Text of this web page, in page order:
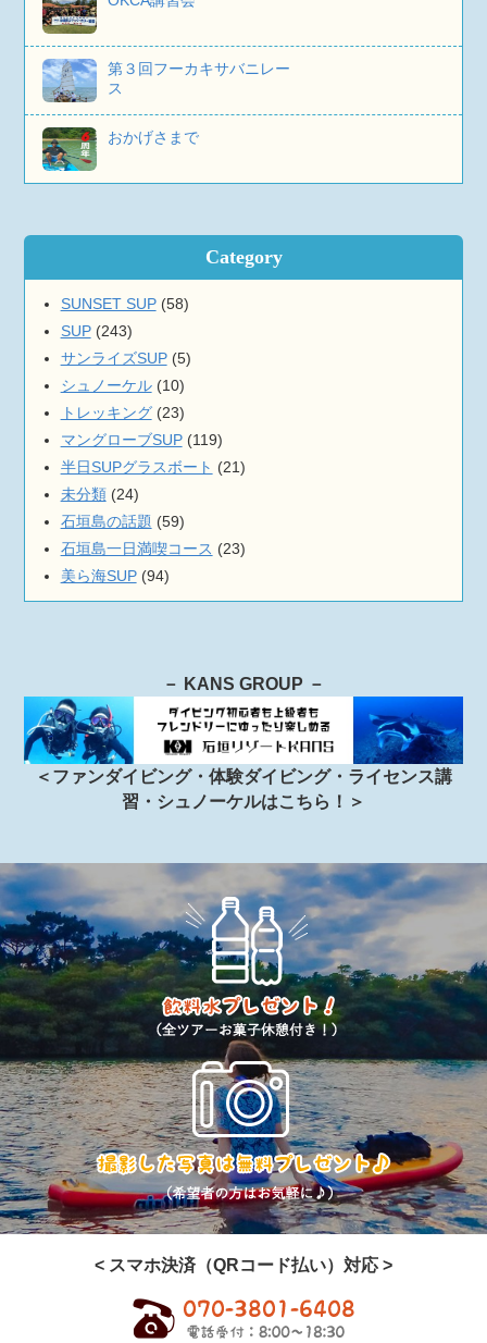
第３回フーカキサバニレー
ス
おかげさまで
Category
SUNSET SUP(58)
SUP(243)
サンライズSUP(5)
シュノーケル(10)
トレッキング(23)
マングローブSUP(119)
半日SUPグラスボート (21)
未分類(24)
石垣島の話題 (59)
石垣島一日満喫コース (23)
美ら海SUP(94)
－ KANS GROUP －
＜ファンダイビング・体験ダイビング・ライセンス講
習・シュノーケルはこちら！＞
< スマホ決済（QRコード払い）対応 >